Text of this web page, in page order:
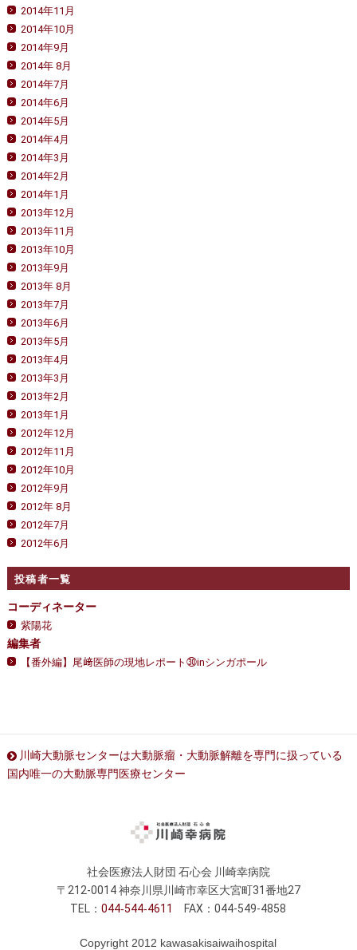
2014年11月
2014年10月
2014年9月
2014年 8月
2014年7月
2014年6月
2014年5月
2014年4月
2014年3月
2014年2月
2014年1月
2013年12月
2013年11月
2013年10月
2013年9月
2013年 8月
2013年7月
2013年6月
2013年5月
2013年4月
2013年3月
2013年2月
2013年1月
2012年12月
2012年11月
2012年10月
2012年9月
2012年 8月
2012年7月
2012年6月
投稿者一覧
コーディネーター
紫陽花
編集者
【番外編】尾﨑医師の現地レポート㉚inシンガポール
川崎大動脈センターは大動脈瘤・大動脈解離を専門に扱っている
国内唯一の大動脈専門医療センター
社会医療法人財団 石心会 川崎幸病院
〒212-0014 神奈川県川崎市幸区大宮町31番地27
TEL：044 544 4611 FAX：044-549-4858
Copyright 2012 kawasakisaiwaihospital